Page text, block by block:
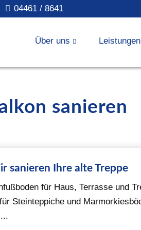
04461 / 8641
Über uns Leistungen
sanieren
sanieren Ihre alte Treppe
für Haus, Terrasse und
Steinteppiche und